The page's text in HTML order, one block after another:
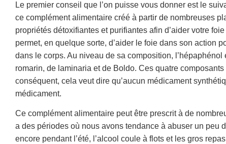
Le premier conseil que l’on puisse vous donner est le
ce complément alimentaire créé à partir de nombreuses
propriétés détoxifiantes et purifiantes afin d’aider votre
permet, en quelque sorte, d’aider le foie dans son action
dans le corps. Au niveau de sa composition,
romarin, de laminaria et de Boldo. Ces quatre
conséquent, cela veut dire qu’aucun médicament
médicament.
Ce complément alimentaire peut être prescrit à de
a des périodes où nous avons tendance à abuser un peu
encore pendant l’été, l’alcool coule à flots et les gros